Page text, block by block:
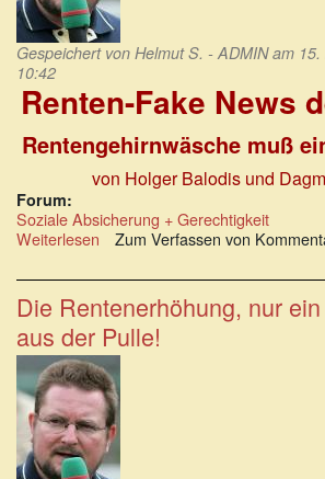
Gespeichert von Helmut S. - ADMINam 15.
10:42
Renten-Fake News
Rentengehirnwäsche muß
von Holger Balodis und
Forum:
Soziale Absicherung + Gerechtigkeit
Weiterlesen über
Balodis
und
Dagmar
Hühne:
Renten-
Fake
News
demaskiert
Zum Verfassen von
Die Rentenerhöhung, nur
aus der Pulle!